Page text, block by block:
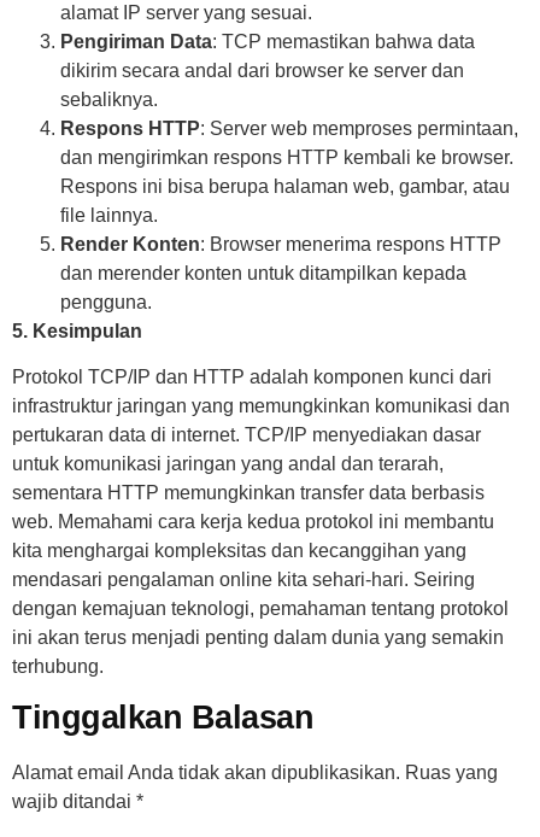
alamat IP server yang sesuai.
Pengiriman Data: TCP memastikan bahwa data
dikirim secara andal dari browser ke server dan
sebaliknya.
Respons HTTP: Server web memproses permintaan,
dan mengirimkan respons HTTP kembali ke browser.
Respons ini bisa berupa halaman web, gambar, atau
file lainnya.
Render Konten: Browser menerima respons HTTP
dan merender konten untuk ditampilkan kepada
pengguna.
5. Kesimpulan
Protokol TCP/IP dan HTTP adalah komponen kunci dari
infrastruktur jaringan yang memungkinkan komunikasi dan
pertukaran data di internet. TCP/IP menyediakan dasar
untuk komunikasi jaringan yang andal dan terarah,
sementara HTTP memungkinkan transfer data berbasis
web. Memahami cara kerja kedua protokol ini membantu
kita menghargai kompleksitas dan kecanggihan yang
mendasari pengalaman online kita sehari-hari. Seiring
dengan kemajuan teknologi, pemahaman tentang protokol
ini akan terus menjadi penting dalam dunia yang semakin
terhubung.
Tinggalkan Balasan
Alamat email Anda tidak akan dipublikasikan. Ruas yang
wajib ditandai *